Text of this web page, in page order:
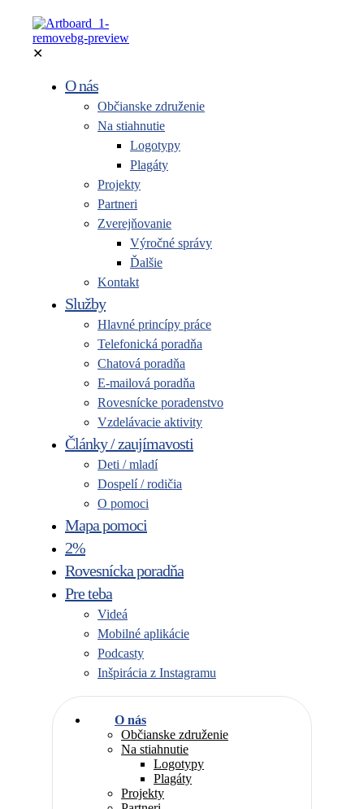
✕
O nás
Občianske združenie
Na stiahnutie
Logotypy
Plagáty
Projekty
Partneri
Zverejňovanie
Výročné správy
Ďalšie
Kontakt
Služby
Hlavné princípy práce
Telefonická poradňa
Chatová poradňa
E-mailová poradňa
Rovesnícke poradenstvo
Vzdelávacie aktivity
Články / zaujímavosti
Deti / mladí
Dospelí / rodičia
O pomoci
Mapa pomoci
2%
Rovesnícka poradňa
Pre teba
Videá
Mobilné aplikácie
Podcasty
Inšpirácia z Instagramu
O nás
Občianske združenie
Na stiahnutie
Logotypy
Plagáty
Projekty